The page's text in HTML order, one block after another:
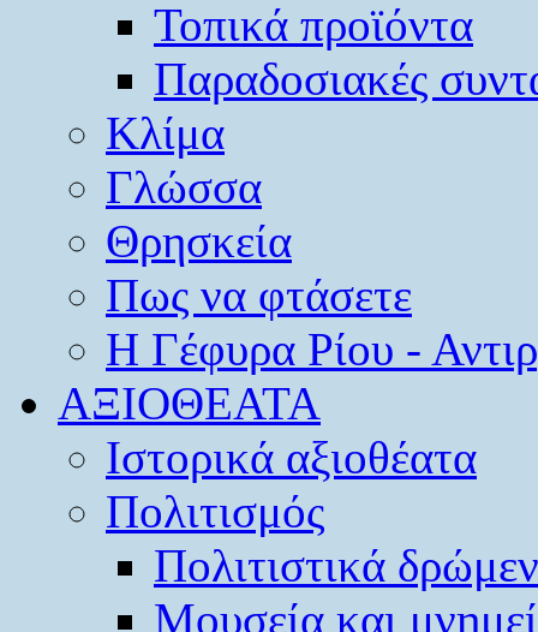
Τοπικά προϊόντα
Παραδοσιακές
Κλίμα
Γλώσσα
Θρησκεία
Πως να φτάσετε
Η Γέφυρα Ρίου -
ΑΞΙΟΘΕΑΤΑ
Ιστορικά αξιοθέατα
Πολιτισμός
Πολιτιστικά
Μουσεία και